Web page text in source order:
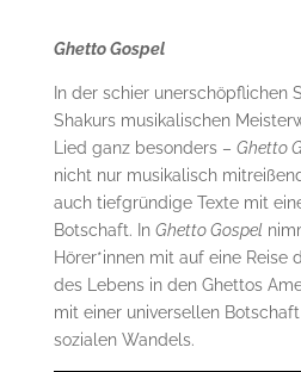
Ghetto Gospel
In der schier unerschöpflichen
Shakurs musikalischen
Lied ganz besonders – Ghetto
nicht nur musikalisch
auch tiefgründige Texte mit
Botschaft. In Ghetto Gospel
Hörer*innen mit auf eine Reise
des Lebens in den Ghettos
mit einer universellen
sozialen Wandels.